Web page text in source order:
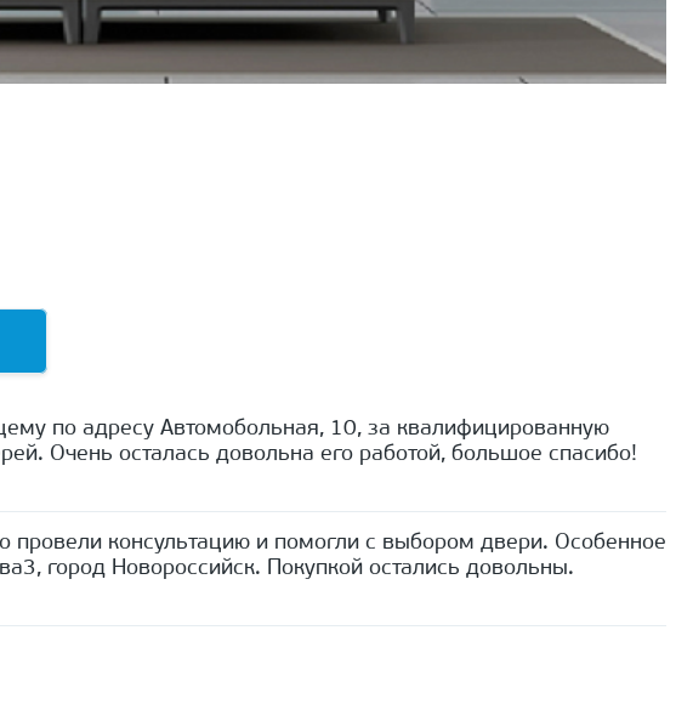
по адресу Автомобольная, 10, за квалифицированную
Очень осталась довольна его работой, большое спасибо!
провели консультацию и помогли с выбором двери. Особенное
город Новороссийск. Покупкой остались довольны.